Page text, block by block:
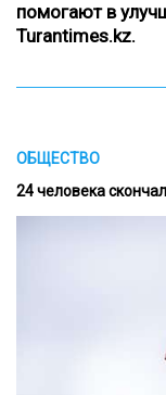
помогают в
Turantimes.kz.
ОБЩЕСТВО
24 человека